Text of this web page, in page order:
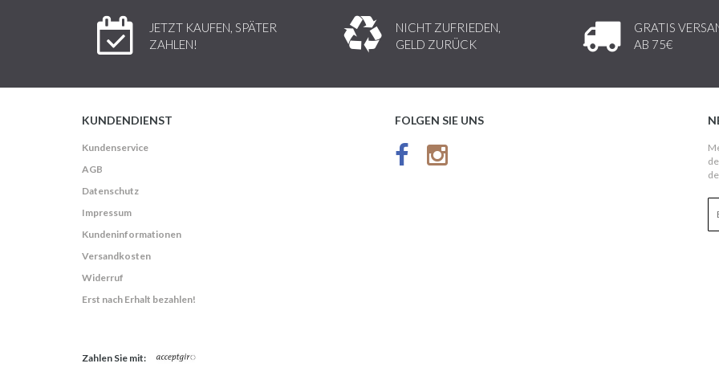
JETZT KAUFEN, SPÄTER
ZAHLEN!
NICHT ZUFRIEDEN,
GELD ZURÜCK
GRATIS
AB 75€
KUNDENDIENST
Kundenservice
AGB
Datenschutz
Impressum
Kundeninformationen
Versandkosten
Widerruf
Erst nach Erhalt bezahlen!
FOLGEN SIE UNS
Zahlen Sie mit: